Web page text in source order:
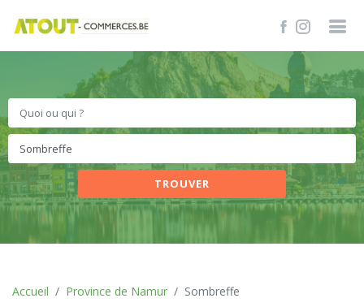
TROUVER
Accueil Province de Namur Sombreffe